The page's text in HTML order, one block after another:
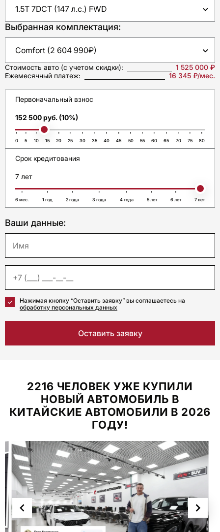
Выбранная комплектация:
Стоимость авто (с учетом скидки):
1 525 000 ₽
Ежемесячный платеж:
16 345 ₽/мес.
Первоначальный взнос
152 500 руб. (10%)
0 5 10 15 20 25 30 35 40 45 50 55 60 65 70 75 80
Срок кредитования
7 лет
6 мес. 1 год 2 года 3 года 4 года 5 лет 6 лет 7 лет
Ваши данные:
Нажимая кнопку “Оставить заявку” вы соглашаетесь на
обработку персональных данных
Оставить заявку
2216 ЧЕЛОВЕК УЖЕ КУПИЛИ
НОВЫЙ АВТОМОБИЛЬ В
КИТАЙСКИЕ АВТОМОБИЛИ В 2026
ГОДУ!